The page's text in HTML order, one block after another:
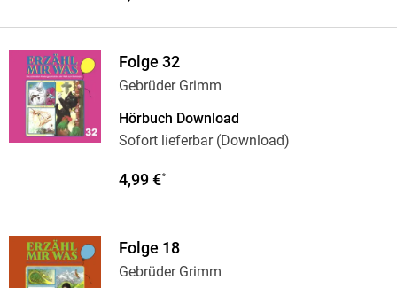
Folge 32
Gebrüder Grimm
Hörbuch Download
Sofort lieferbar (Download)
4,99 €*
Folge 18
Gebrüder Grimm